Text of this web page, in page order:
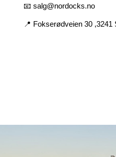
📧 salg@nordocks.no
📍 Fokserødveien 30 ,3241